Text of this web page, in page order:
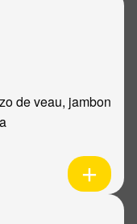
de veau, jambon